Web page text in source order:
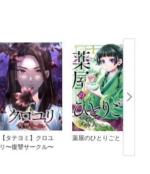
【タテヨミ】クロユ
リ〜復讐サークル〜
薬屋のひとりごと